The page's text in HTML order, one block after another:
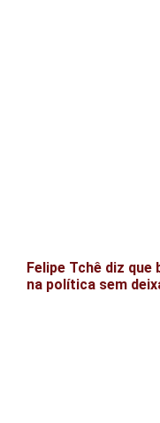
Felipe Tchê diz
na política sem